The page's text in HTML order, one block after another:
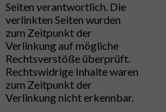
Seiten verantwortlich. Die
verlinkten Seiten wurden
zum Zeitpunkt der
Verlinkung auf mögliche
Rechtsverstöße überprüft.
Rechtswidrige Inhalte waren
zum Zeitpunkt der
Verlinkung nicht erkennbar.